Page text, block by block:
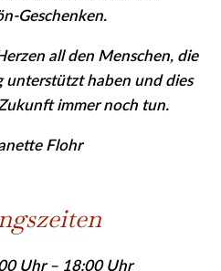
Geschenken.
all den Menschen, die
unterstützt haben und dies
immer noch tun.
Flohr
Uhr – 18:00 Uhr